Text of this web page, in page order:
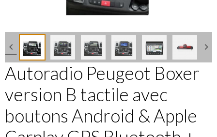
Autoradio Peugeot Boxer
version B tactile avec
boutons Android & Apple